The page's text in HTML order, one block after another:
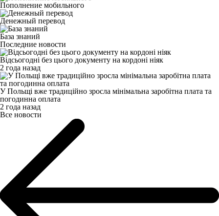
Пополнение мобильного
Денежный перевод
База знаний
Последние новости
Відсьогодні без цього документу на кордоні ніяк
2 года назад
У Польщі вже традиційно зросла мінімальна заробітна плата та
погодинна оплата
2 года назад
Все новости